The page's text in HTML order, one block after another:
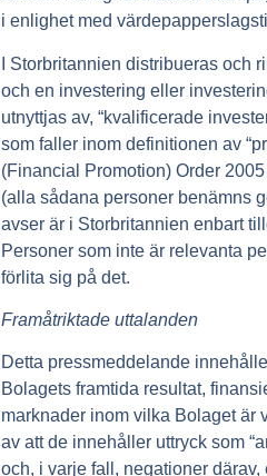
i enlighet med
I Storbritannien distribueras och
och en investering eller
utnyttjas av, “kvalificerade
som faller inom definitionen av
(Financial Promotion) Order 2005
(alla sådana personer benämns
avser är i Storbritannien enbart
Personer som inte är relevanta
förlita sig på det.
Framåtriktade uttalanden
Detta pressmeddelande
Bolagets framtida resultat,
marknader inom vilka Bolaget är
av att de innehåller uttryck som
och, i varje fall, negationer